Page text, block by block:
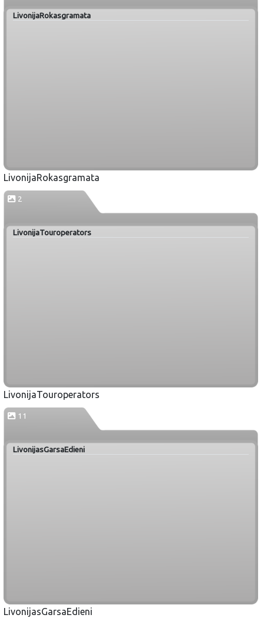
LivonijaRokasgramata
LivonijaRokasgramata
2
LivonijaTouroperators
LivonijaTouroperators
11
LivonijasGarsaEdieni
LivonijasGarsaEdieni